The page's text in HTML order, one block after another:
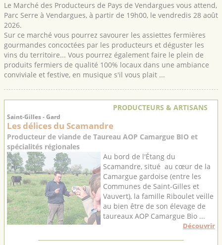
Le Marché des Producteurs de Pays de Vendargues vous attend,
Parc Serre à Vendargues, à partir de 19h00, le vendredis 28 août
2026.
Sur ce marché vous pourrez savourer les assiettes fermières
gourmandes concoctées par les producteurs et déguster les
vins du territoire... Vous pourrez également faire le plein de
produits fermiers de qualité 100% locaux dans une ambiance
conviviale et festive, en musique s'il vous plait ...
PRODUCTEURS & ARTISANS
Saint-Gilles - Gard
Les délices du Scamandre
Producteur de viande de Taureau AOP Camargue BIO et
spécialités régionales
Au bord de l'Étang du
Scamandre, situé au cœur de la
Camargue gardoise (entre les
Communes de Saint-Gilles et
Vauvert), la famille Riboulet veille
au bien être de son élevage de
taureaux AOP Camargue Bio ...
Découvrir